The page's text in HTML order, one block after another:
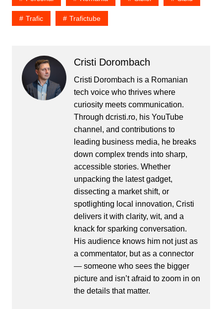
Trafic Trafictube
Cristi Dorombach
Cristi Dorombach is a Romanian
tech voice who thrives where
curiosity meets communication.
Through dcristi.ro, his YouTube
channel, and contributions to
leading business media, he breaks
down complex trends into sharp,
accessible stories. Whether
unpacking the latest gadget,
dissecting a market shift, or
spotlighting local innovation, Cristi
delivers it with clarity, wit, and a
knack for sparking conversation.
His audience knows him not just as
a commentator, but as a connector
— someone who sees the bigger
picture and isn’t afraid to zoom in on
the details that matter.